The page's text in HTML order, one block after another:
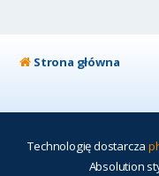
Strona główna
Technologię dostarcza
Absolution